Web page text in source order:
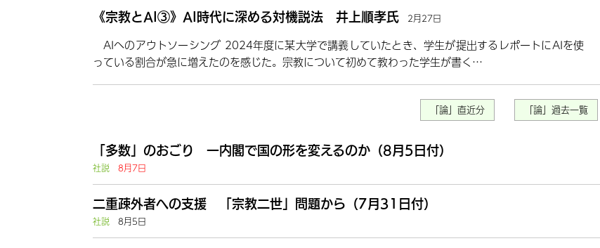
《宗教とAI③》AI時代に深める対機説法 井上順孝氏 2月27日
AIへのアウトソーシング 2024年度に某大学で講義していたとき、学生が提出するレポートにAIを使
っている割合が急に増えたのを感じた。宗教について初めて教わった学生が書く…
「論」直近分 「論」過去一覧
「多数」のおごり 一内閣で国の形を変えるのか（8月5日付）
社説
8月7日
二重疎外者への支援 「宗教二世」問題から（7月31日付）
社説
8月5日